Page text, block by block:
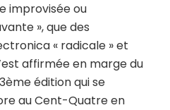
improvisée ou
», que des
« radicale » et
affirmée en marge du
édition qui se
au Cent-Quatre en